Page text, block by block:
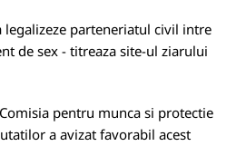
legalizeze parteneriatul civil intre
de sex - titreaza site-ul ziarului
pentru munca si protectie
a avizat favorabil acest